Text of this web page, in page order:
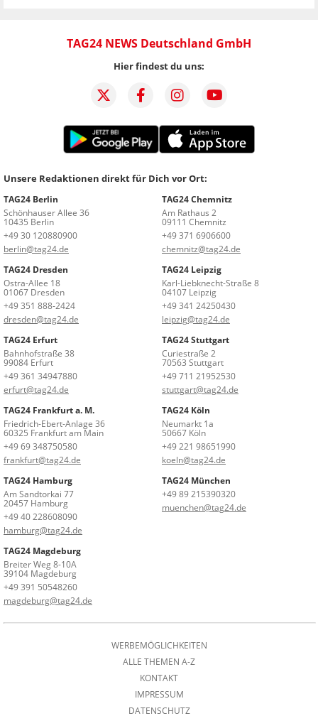
TAG24 NEWS Deutschland GmbH
Hier findest du uns:
Unsere Redaktionen direkt für Dich vor Ort:
TAG24 Berlin
Schönhauser Allee 36
10435 Berlin
+49 30 120880900
berlin@tag24.de
TAG24 Chemnitz
Am Rathaus 2
09111 Chemnitz
+49 371 6906600
chemnitz@tag24.de
TAG24 Dresden
Ostra-Allee 18
01067 Dresden
+49 351 888-2424
dresden@tag24.de
TAG24 Leipzig
Karl-Liebknecht-Straße 8
04107 Leipzig
+49 341 24250430
leipzig@tag24.de
TAG24 Erfurt
Bahnhofstraße 38
99084 Erfurt
+49 361 34947880
erfurt@tag24.de
TAG24 Stuttgart
Curiestraße 2
70563 Stuttgart
+49 711 21952530
stuttgart@tag24.de
TAG24 Frankfurt a. M.
Friedrich-Ebert-Anlage 36
60325 Frankfurt am Main
+49 69 348750580
frankfurt@tag24.de
TAG24 Köln
Neumarkt 1a
50667 Köln
+49 221 98651990
koeln@tag24.de
TAG24 Hamburg
Am Sandtorkai 77
20457 Hamburg
+49 40 228608090
hamburg@tag24.de
TAG24 München
+49 89 215390320
muenchen@tag24.de
TAG24 Magdeburg
Breiter Weg 8-10A
39104 Magdeburg
+49 391 50548260
magdeburg@tag24.de
WERBEMÖGLICHKEITEN
ALLE THEMEN A-Z
KONTAKT
IMPRESSUM
DATENSCHUTZ